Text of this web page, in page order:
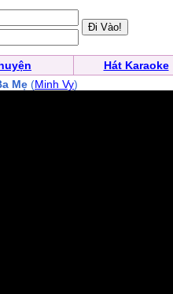
Hát Karaoke
Mẹ (Minh Vy)